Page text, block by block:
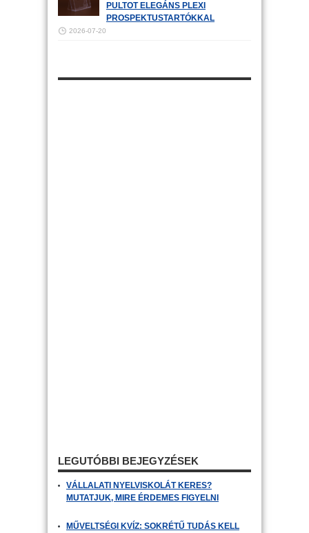
PULTOT ELEGÁNS PLEXI
PROSPEKTUSTARTÓKKAL
2026-07-20
LEGUTÓBBI BEJEGYZÉSEK
VÁLLALATI NYELVISKOLÁT KERES?
MUTATJUK, MIRE ÉRDEMES FIGYELNI
MŰVELTSÉGI KVÍZ: SOKRÉTŰ TUDÁS KELL